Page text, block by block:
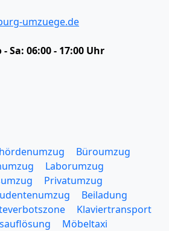
umzuege.de
- Sa: 06:00 - 17:00 Uhr
Büroumzug
Laborumzug
Privatumzug
Beiladung
Klaviertransport
Möbeltaxi